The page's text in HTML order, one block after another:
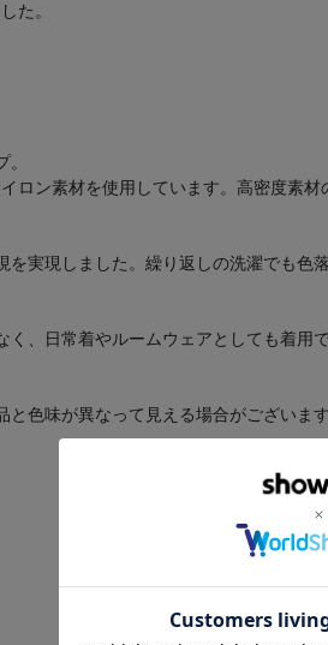
た。
ロン素材を使用しています。高密度素材
実現しました。繰り返しの洗濯でも色
、日常着やルームウェアとしても着用
色味が異なって見える場合がございます